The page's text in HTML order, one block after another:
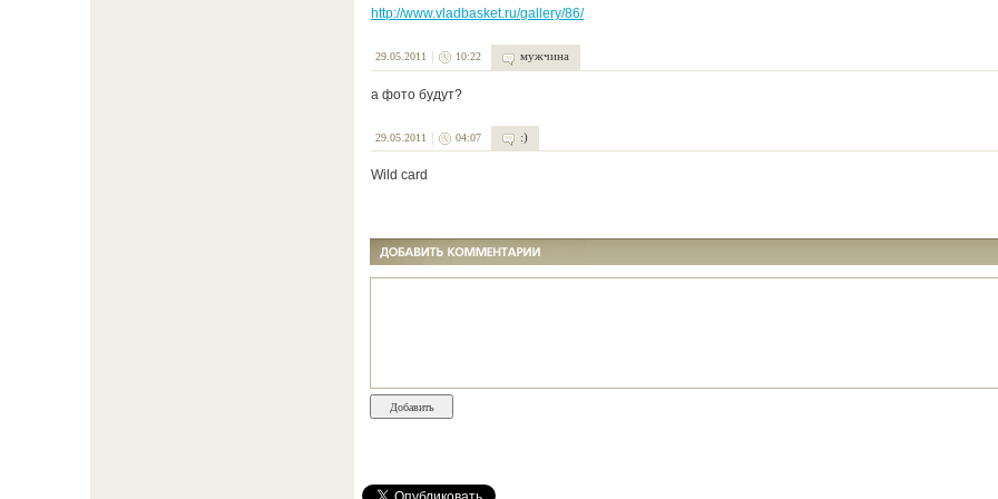
http://www.vladbasket.ru/gallery/86/
29.05.2011 10:22 мужчина
а фото будут?
29.05.2011 04:07 :)
Wild card